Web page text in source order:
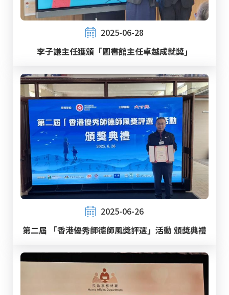
2025-06-28
李子謙主任獲頒「圖書館主任卓越成就獎」
2025-06-26
第二屆 「香港優秀師德師風獎評選」活動 頒獎典禮